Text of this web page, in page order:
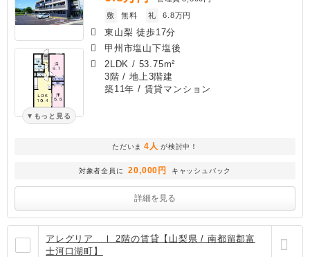
もっと見る
敷
無料 礼 6.8万円
東山梨 徒歩17分
甲州市塩山下塩後
2LDK / 53.75m²
3階 / 地上3階建
築11年 / 賃貸マンション
ただいま 4人 が検討中！
対象者全員に 20,000円 キャッシュバック
詳細を見る
アレグリア Ⅰ 2階の賃貸【山梨県 / 南都留郡富
士河口湖町】